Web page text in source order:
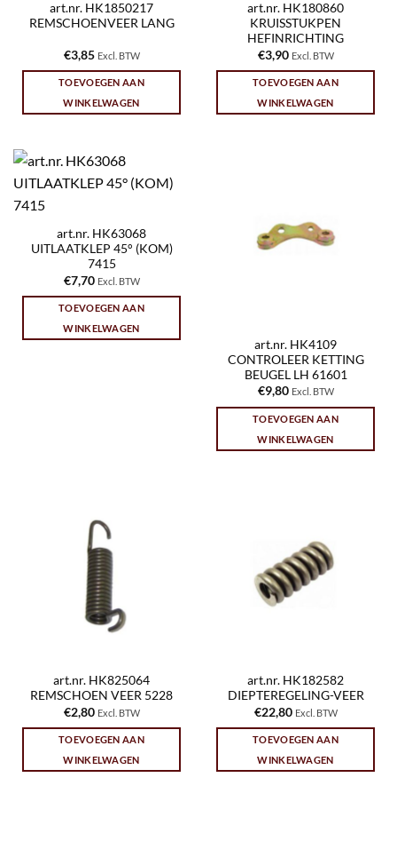
art.nr. HK1850217
REMSCHOENVEER LANG
€3,85 Excl. BTW
TOEVOEGEN AAN
WINKELWAGEN
art.nr. HK180860
KRUISSTUKPEN
HEFINRICHTING
€3,90 Excl. BTW
TOEVOEGEN AAN
WINKELWAGEN
art.nr. HK63068
UITLAATKLEP 45° (KOM)
7415
€7,70 Excl. BTW
TOEVOEGEN AAN
WINKELWAGEN
art.nr. HK4109
CONTROLEER KETTING
BEUGEL LH 61601
€9,80 Excl. BTW
TOEVOEGEN AAN
WINKELWAGEN
art.nr. HK825064
REMSCHOEN VEER 5228
€2,80 Excl. BTW
TOEVOEGEN AAN
WINKELWAGEN
art.nr. HK182582
DIEPTEREGELING-VEER
€22,80 Excl. BTW
TOEVOEGEN AAN
WINKELWAGEN